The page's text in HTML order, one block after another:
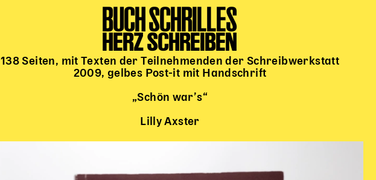
BUCH SCHRILLES
HERZ SCHREIBEN
138 Seiten, mit Texten der Teilnehmenden der Schreibwerkstatt
2009, gelbes Post-it mit Handschrift
„Schön war’s“
Lilly Axster